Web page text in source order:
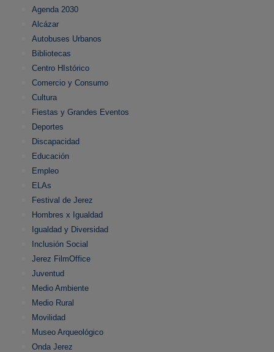
Agenda 2030
Alcázar
Autobuses Urbanos
Bibliotecas
Centro HIstórico
Comercio y Consumo
Cultura
Fiestas y Grandes Eventos
Deportes
Discapacidad
Educación
Empleo
ELAs
Festival de Jerez
Hombres x Igualdad
Igualdad y Diversidad
Inclusión Social
Jerez FilmOffice
Juventud
Medio Ambiente
Medio Rural
Movilidad
Museo Arqueológico
Onda Jerez